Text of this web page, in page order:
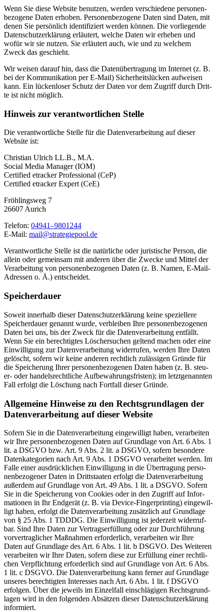
Wenn Sie die­se Web­site benut­zen, wer­den ver­schie­de­ne per­so­nen­
be­zo­ge­ne Daten erho­ben. Per­so­nen­be­zo­ge­ne Daten sind Daten, mit
denen Sie per­sön­lich iden­ti­fi­ziert wer­den kön­nen. Die vor­lie­gen­de
Daten­schutz­er­klä­rung erläu­tert, wel­che Daten wir erhe­ben und
wofür wir sie nut­zen. Sie erläu­tert auch, wie und zu wel­chem
Zweck das geschieht.
Wir wei­sen dar­auf hin, dass die Daten­über­tra­gung im Inter­net (z. B.
bei der Kom­mu­ni­ka­ti­on per E‑Mail) Sicher­heits­lü­cken auf­wei­sen
kann. Ein lücken­lo­ser Schutz der Daten vor dem Zugriff durch Drit­
te ist nicht mög­lich.
Hin­weis zur ver­ant­wort­li­chen Stel­le
Die ver­ant­wort­li­che Stel­le für die Daten­ver­ar­bei­tung auf die­ser
Web­site ist:
Chris­ti­an Ulrich LL.B., M.A.
Social Media Mana­ger (IOM)
Cer­ti­fied etra­cker Pro­fes­sio­nal (CeP)
Cer­ti­fied etra­cker Expert (CeE)
Fröh­lings­weg 7
26607 Aurich
Tele­fon: 04941–9801244
E‑Mail: mail@strategiepool.de
Ver­ant­wort­li­che Stel­le ist die natür­li­che oder juris­ti­sche Per­son, die
allein oder gemein­sam mit ande­ren über die Zwe­cke und Mit­tel der
Ver­ar­bei­tung von per­so­nen­be­zo­ge­nen Daten (z. B. Namen, E‑Mail-
Adres­sen o. Ä.) ent­schei­det.
Spei­cher­dau­er
Soweit inner­halb die­ser Daten­schutz­er­klä­rung kei­ne spe­zi­el­le­re
Spei­cher­dau­er genannt wur­de, ver­blei­ben Ihre per­so­nen­be­zo­ge­nen
Daten bei uns, bis der Zweck für die Daten­ver­ar­bei­tung ent­fällt.
Wenn Sie ein berech­tig­tes Löscher­su­chen gel­tend machen oder eine
Ein­wil­li­gung zur Daten­ver­ar­bei­tung wider­ru­fen, wer­den Ihre Daten
gelöscht, sofern wir kei­ne ande­ren recht­lich zuläs­si­gen Grün­de für
die Spei­che­rung Ihrer per­so­nen­be­zo­ge­nen Daten haben (z. B. steu­
er- oder han­dels­recht­li­che Auf­be­wah­rungs­fris­ten); im letzt­ge­nann­ten
Fall erfolgt die Löschung nach Fort­fall die­ser Grün­de.
All­ge­mei­ne Hin­wei­se zu den Rechts­grund­la­gen der
Daten­ver­ar­bei­tung auf die­ser Web­site
Sofern Sie in die Daten­ver­ar­bei­tung ein­ge­wil­ligt haben, ver­ar­bei­ten
wir Ihre per­so­nen­be­zo­ge­nen Daten auf Grund­la­ge von Art. 6 Abs. 1
lit. a DSGVO bzw. Art. 9 Abs. 2 lit. a DSGVO, sofern beson­de­re
Daten­ka­te­go­rien nach Art. 9 Abs. 1 DSGVO ver­ar­bei­tet wer­den. Im
Fal­le einer aus­drück­li­chen Ein­wil­li­gung in die Über­tra­gung per­so­
nen­be­zo­ge­ner Daten in Dritt­staa­ten erfolgt die Daten­ver­ar­bei­tung
außer­dem auf Grund­la­ge von Art. 49 Abs. 1 lit. a DSGVO. Sofern
Sie in die Spei­che­rung von Coo­kies oder in den Zugriff auf Infor­
ma­tio­nen in Ihr End­ge­rät (z. B. via Device-Fin­ger­prin­ting) ein­ge­wil­
ligt haben, erfolgt die Daten­ver­ar­bei­tung zusätz­lich auf Grund­la­ge
von § 25 Abs. 1 TDDDG. Die Ein­wil­li­gung ist jeder­zeit wider­ruf­
bar. Sind Ihre Daten zur Ver­trags­er­fül­lung oder zur Durch­füh­rung
vor­ver­trag­li­cher Maß­nah­men erfor­der­lich, ver­ar­bei­ten wir Ihre
Daten auf Grund­la­ge des Art. 6 Abs. 1 lit. b DSGVO. Des Wei­te­ren
ver­ar­bei­ten wir Ihre Daten, sofern die­se zur Erfül­lung einer recht­li­
chen Ver­pflich­tung erfor­der­lich sind auf Grund­la­ge von Art. 6 Abs.
1 lit. c DSGVO. Die Daten­ver­ar­bei­tung kann fer­ner auf Grund­la­ge
unse­res berech­tig­ten Inter­es­ses nach Art. 6 Abs. 1 lit. f DSGVO
erfol­gen. Über die jeweils im Ein­zel­fall ein­schlä­gi­gen Rechts­grund­
la­gen wird in den fol­gen­den Absät­zen die­ser Daten­schutz­er­klä­rung
infor­miert.